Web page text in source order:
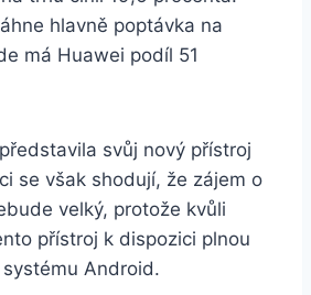
hlavně poptávka na
má Huawei podíl 51
svůj nový přístroj
se však shodují, že zájem o
velký, protože kvůli
přístroj k dispozici plnou
Android.